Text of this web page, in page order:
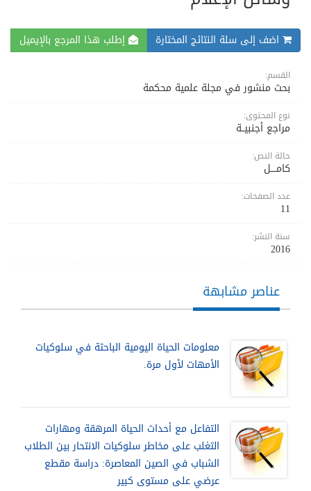
اضف إلى سلة النتائج المختارة إطلب هذا المرجع بالإيميل
القسم:
بحث منشور في مجلة علمية محكمة
نوع المحتوى:
مراجع أجنبيــة
حالة النص:
كامــــل
عدد الصفحات:
11
سنة النشر:
2016
عناصر مشابهة
معلومات الحياة اليومية الباحثة في سلوكيات
الأمهات لأول مرة.
التفاعل مع أحداث الحياة المرهقة ومهارات
التغلب على مخاطر سلوكيات الانتحار بين الطلاب
الشباب في الصين المعاصرة: دراسة مقطع
عرضي على مستوى كبير